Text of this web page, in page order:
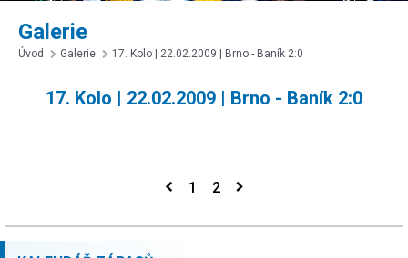
Galerie
Úvod Galerie 17. Kolo | 22.02.2009 | Brno - Baník 2:0
17. Kolo | 22.02.2009 | Brno - Baník 2:0
1 2